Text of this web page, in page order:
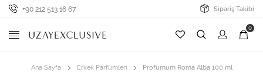
+90 212 513 16 67 Sipariş Takibi
0
Ana Sayfa Erkek Parfümleri Profumum Roma Alba 100 ml